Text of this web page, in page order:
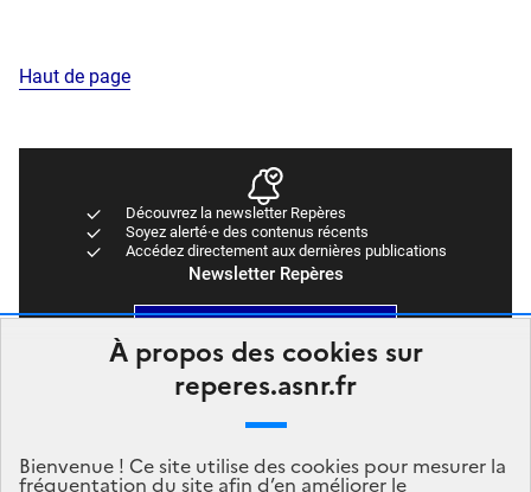
À propos des cookies sur
reperes.asnr.fr
Bienvenue ! Ce site utilise des cookies pour mesurer la
fréquentation du site afin d’en améliorer le
Haut de page
Découvrez la newsletter Repères
Soyez alerté·e des contenus récents
Accédez directement aux dernières publications
Newsletter Repères